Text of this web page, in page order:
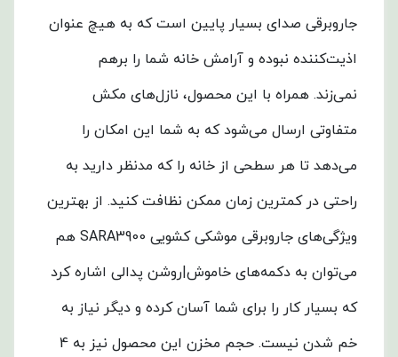
جاروبرقی صدای بسیار پایین است که به هیچ عنوان
اذیت‌کننده نبوده و آرامش خانه شما را برهم
نمی‌زند.همراه با این محصول، نازل‌های مکش
متفاوتی ارسال می‌شود که به شما این امکان را
می‌دهد تا هر سطحی از خانه را که مدنظر دارید به
راحتی در کمترین زمان ممکن نظافت کنید. از بهترین
ویژگی‌های جاروبرقی موشکی کشویی SARA3900 هم
می‌توان به دکمه‌های خاموش|روشن پدالی اشاره کرد
که بسیار کار را برای شما آسان کرده و دیگر نیاز به
خم شدن نیست. حجم مخزن این محصول نیز به 4